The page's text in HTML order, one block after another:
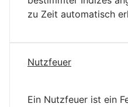
zu Zeit automatisch
Nutzfeuer
Ein Nutzfeuer ist ein